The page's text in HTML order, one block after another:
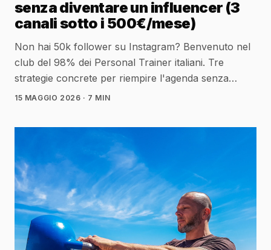
senza diventare un influencer (3
canali sotto i 500€/mese)
Non hai 50k follower su Instagram? Benvenuto nel
club del 98% dei Personal Trainer italiani. Tre
strategie concrete per riempire l'agenda senza
ballare su TikTok.
15 MAGGIO 2026 · 7 MIN